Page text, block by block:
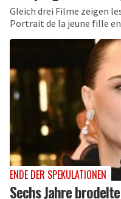
Gleich drei Filme zeigen
Portrait de la jeune fille en
ENDE DER SPEKULATIONEN
Sechs Jahre